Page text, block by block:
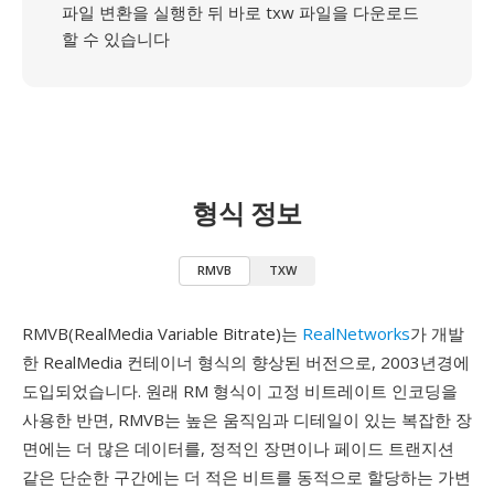
파일 변환을 실행한 뒤 바로 txw 파일을 다운로드
할 수 있습니다
형식 정보
RMVB TXW
RMVB(RealMedia Variable Bitrate)는 RealNetworks가 개발
한 RealMedia 컨테이너 형식의 향상된 버전으로, 2003년경에
도입되었습니다. 원래 RM 형식이 고정 비트레이트 인코딩을
사용한 반면, RMVB는 높은 움직임과 디테일이 있는 복잡한 장
면에는 더 많은 데이터를, 정적인 장면이나 페이드 트랜지션
같은 단순한 구간에는 더 적은 비트를 동적으로 할당하는 가변